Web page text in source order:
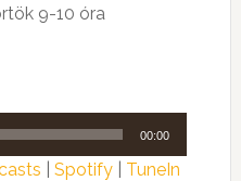
9-10 óra
00:00
Spotify| TuneIn